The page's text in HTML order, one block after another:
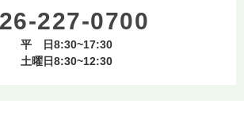
227-0700
平 日8:30~17:30
土曜日8:30~12:30